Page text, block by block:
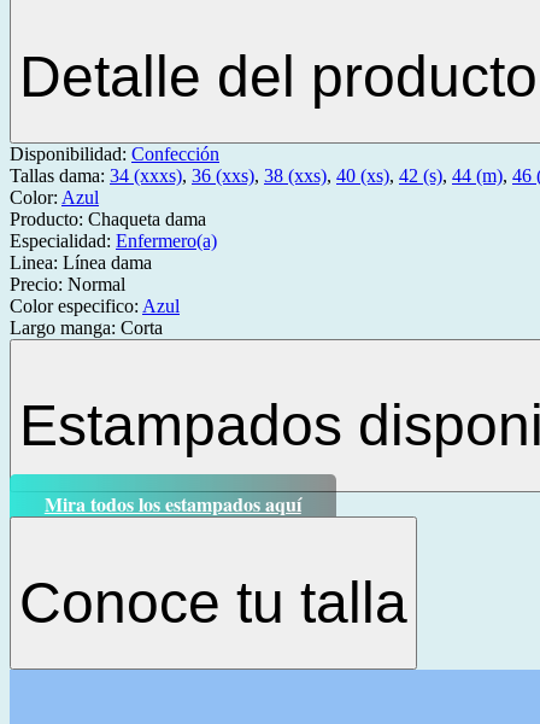
Detalle del producto
Disponibilidad: Confección
Tallas dama: 34 (xxxs), 36 (xxs), 38 (xxs), 40 (xs), 42 (s), 44 (m), 46
Color: Azul
Producto: Chaqueta dama
Especialidad: Enfermero(a)
Linea: Línea dama
Precio: Normal
Color especifico: Azul
Largo manga: Corta
Estampados
Mira todos los estampados aquí
Conoce tu talla